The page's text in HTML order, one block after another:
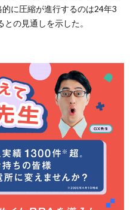
に圧縮が進行するのは24年3
の見通しを示した。